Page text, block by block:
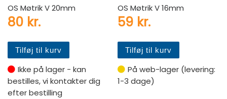
OS Møtrik V 20mm
80 kr.
Tilføj til kurv
Ikke på lager - kan
bestilles, vi kontakter dig
efter bestilling
OS Møtrik V 16mm
59 kr.
Tilføj til kurv
På web-lager (levering:
1-3 dage)